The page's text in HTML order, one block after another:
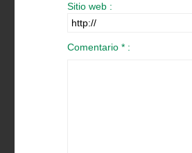
Sitio web :
Comentario * :